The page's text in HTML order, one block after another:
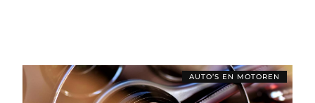
AUTO’S EN MOTOREN